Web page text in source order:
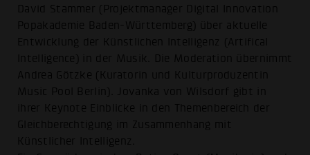
David Stammer (Projektmanager Digital Innovation
Popakademie Baden-Württemberg) über aktuelle
Entwicklung der Künstlichen Intelligenz (Artifical
Intelligence) in der Musik. Die Moderation übernimmt
Andrea Götzke (Kuratorin und Kulturproduzentin
Music Pool Berlin). Jovanka von Wilsdorf gibt in
ihrer Keynote Einblicke in den Themenbereich der
Gleichberechtigung im Zusammenhang mit
Künstlicher Intelligenz.